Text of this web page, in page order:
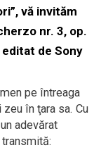
vă invităm
nr. 3, op.
editat de Sony
pe întreaga
zeu în ţara sa. Cu
adevărat